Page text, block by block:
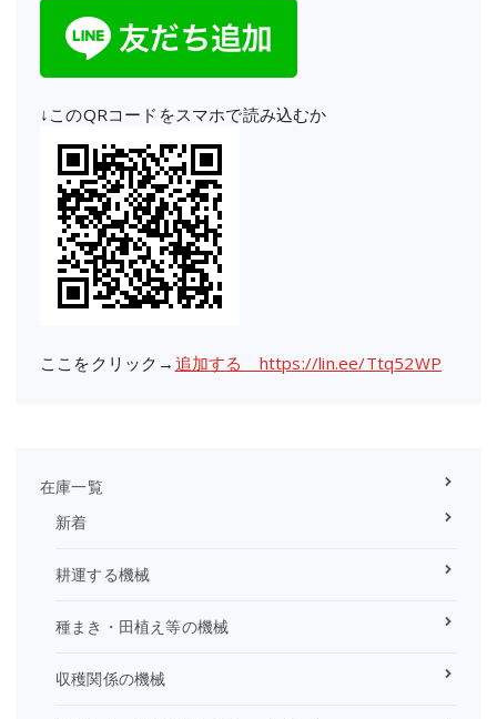
↓このQRコードをスマホで読み込むか
ここをクリック→ 追加する https://lin.ee/Ttq52WP
在庫一覧
新着
耕運する機械
種まき・田植え等の機械
収穫関係の機械